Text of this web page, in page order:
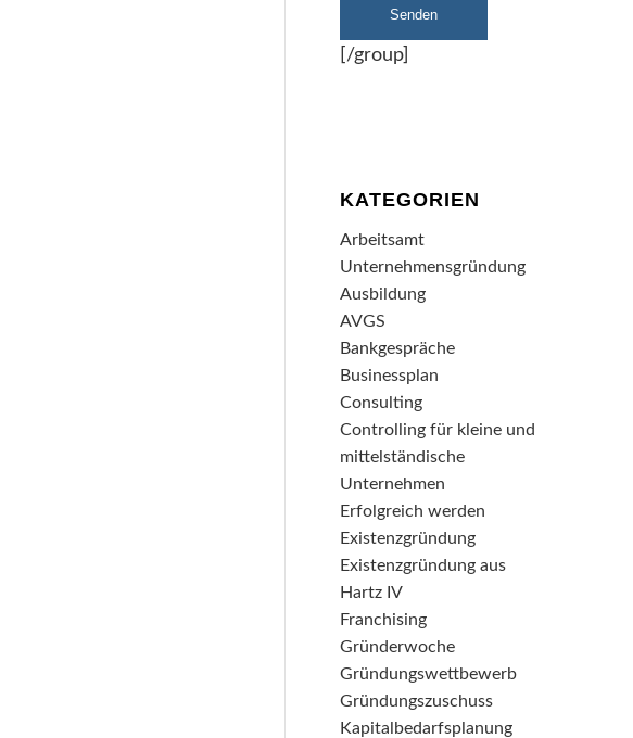
[/group]
KATEGORIEN
Arbeitsamt
Unternehmensgründung
Ausbildung
AVGS
Bankgespräche
Businessplan
Consulting
Controlling für kleine und
mittelständische
Unternehmen
Erfolgreich werden
Existenzgründung
Existenzgründung aus
Hartz IV
Franchising
Gründerwoche
Gründungswettbewerb
Gründungszuschuss
Kapitalbedarfsplanung